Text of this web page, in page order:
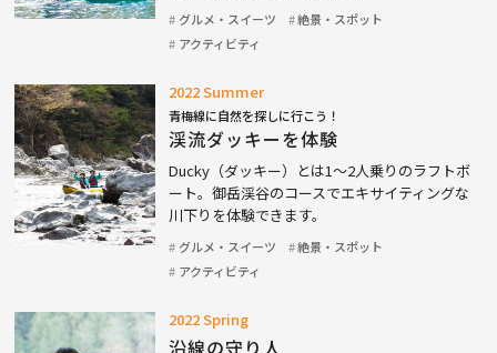
グルメ・スイーツ
絶景・スポット
アクティビティ
2022 Summer
青梅線に自然を探しに行こう！
渓流ダッキーを体験
Ducky（ダッキー）とは1〜2人乗りのラフトボ
ート。御岳渓谷のコースでエキサイティングな
川下りを体験できます。
グルメ・スイーツ
絶景・スポット
アクティビティ
2022 Spring
沿線の守り人